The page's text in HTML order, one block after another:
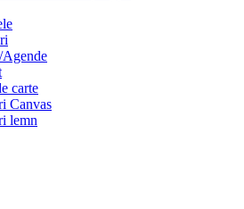
Agende
carte
Canvas
lemn